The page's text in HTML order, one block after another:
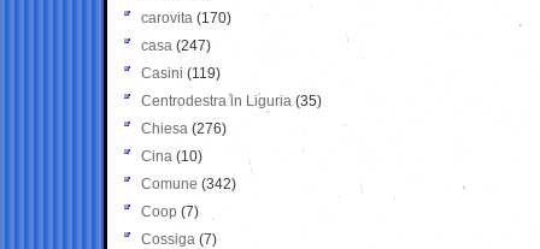
carovita (170)
casa (247)
Casini (119)
Centrodestra in Liguria (35)
Chiesa (276)
Cina (10)
Comune (342)
Coop (7)
Cossiga (7)